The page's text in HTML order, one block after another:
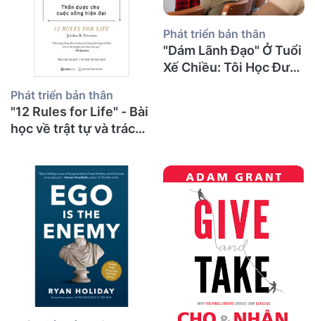
Phát triển bản thân
"12 Rules for Life" - Bài
học về trật tự và trách
già sau 30 năm giảng
đường
Phát triển bản thân
"Dám Lãnh Đạo" Ở Tuổi
Xế Chiều: Tôi Học Được